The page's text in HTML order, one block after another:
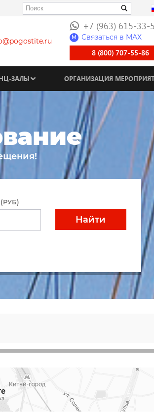
+7 (963) 615-33-
M Связаться в МАХ
8 (800) 707-55-86
ЗАЛЫ ОРГАНИЗАЦИЯ
Найти